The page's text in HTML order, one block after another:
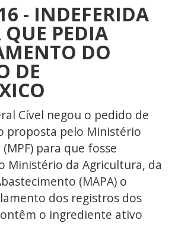
- INDEFERIDA
PEDIA
DO
DE
Cível negou o pedido de
proposta pelo Ministério
para que fosse
Ministério da Agricultura, da
(MAPA) o
dos registros dos
o ingrediente ativo